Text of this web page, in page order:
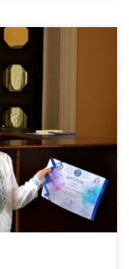
освітньо-
2024», яка
року. . . .
популяризації та
інтересу до
технологій.